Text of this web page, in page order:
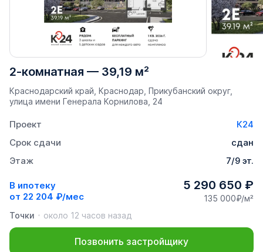
2-комнатная — 39,19 м²
Краснодарский край, Краснодар, Прикубанский округ,
улица имени Генерала Корнилова, 24
Проект
К24
Срок сдачи
сдан
Этаж
7/9 эт.
В ипотеку
от 22 204 ₽/мес
5 290 650 ₽
135 000₽/м²
Точки
около 12 часов назад
Позвонить застройщику